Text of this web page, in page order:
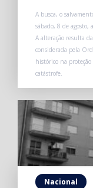
A busca, o
sábado, 8 de
A alteração resulta
considerada pela
histórico na
catástrofe.
Nacional